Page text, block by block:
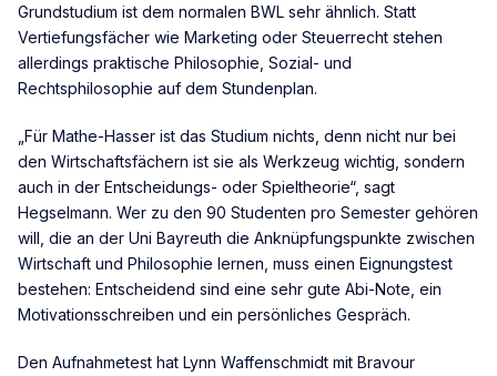
Grundstudium ist dem normalen BWL sehr ähnlich. Statt
Vertiefungsfächer wie Marketing oder Steuerrecht stehen
allerdings praktische Philosophie, Sozial- und
Rechtsphilosophie auf dem Stundenplan.
„Für Mathe-Hasser ist das Studium nichts, denn nicht nur bei
den Wirtschaftsfächern ist sie als Werkzeug wichtig, sondern
auch in der Entscheidungs- oder Spieltheorie“, sagt
Hegselmann. Wer zu den 90 Studenten pro Semester gehören
will, die an der Uni Bayreuth die Anknüpfungspunkte zwischen
Wirtschaft und Philosophie lernen, muss einen Eignungstest
bestehen: Entscheidend sind eine sehr gute Abi-Note, ein
Motivationsschreiben und ein persönliches Gespräch.
Den Aufnahmetest hat Lynn Waffenschmidt mit Bravour